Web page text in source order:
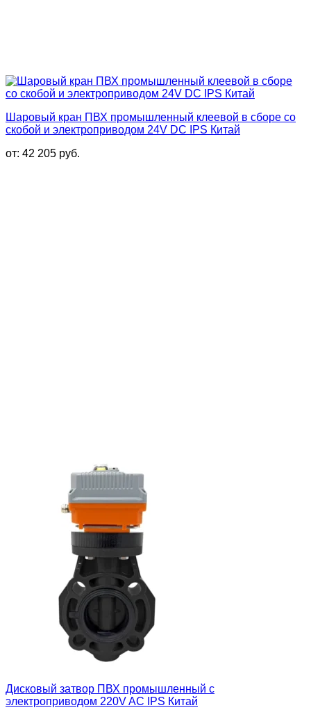
Шаровый кран ПВХ промышленный клеевой в сборе со
скобой и электроприводом 24V DC IPS Китай
от: 42 205 руб.
Дисковый затвор ПВХ промышленный с
электроприводом 220V AC IPS Китай